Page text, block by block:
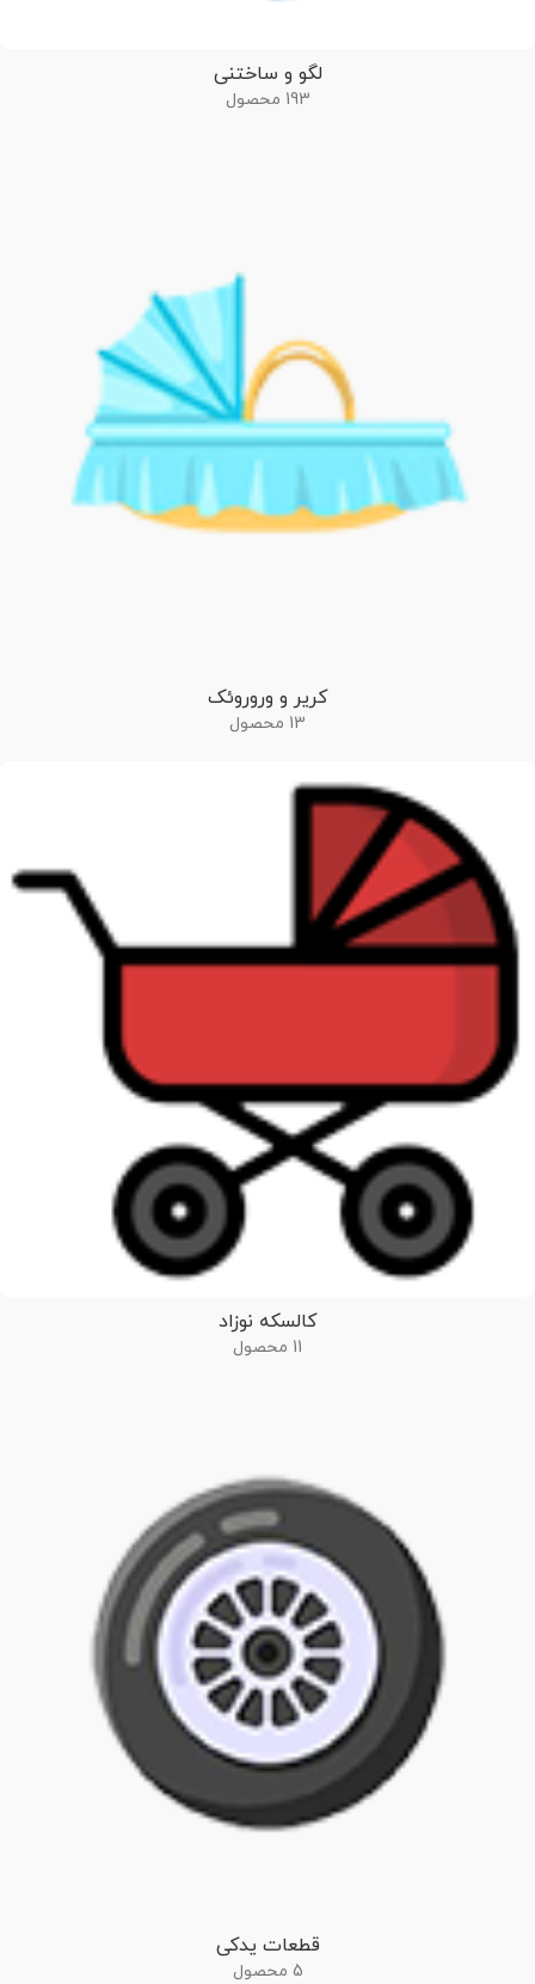
لگو و ساختنی
193 محصول
کریر و وروروئک
13 محصول
کالسکه نوزاد
11 محصول
قطعات یدکی
5 محصول